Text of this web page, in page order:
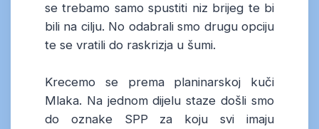
se trebamo samo spustiti niz brijeg te bi
bili na cilju. No odabrali smo drugu opciju
te se vratili do raskrizja u šumi.
Krecemo se prema planinarskoj kuči
Mlaka. Na jednom dijelu staze došli smo
do oznake SPP za koju svi imaju